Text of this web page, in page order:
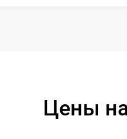
Цены